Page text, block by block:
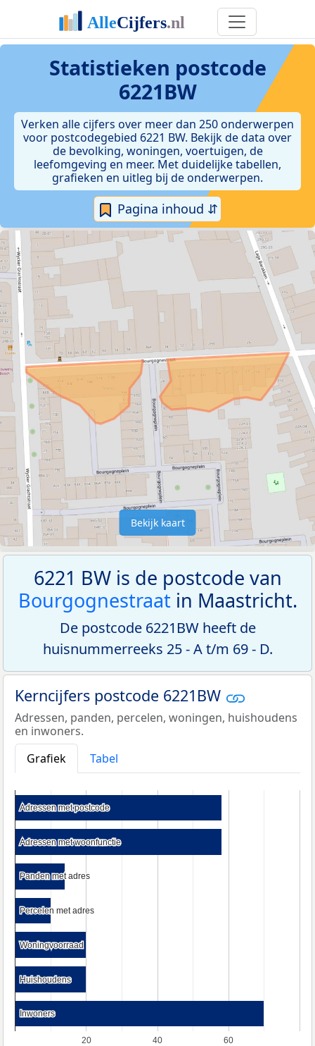
Statistieken postcode
6221BW
Verken alle cijfers over meer dan 250 onderwerpen
voor postcodegebied 6221 BW. Bekijk de data over
de bevolking, woningen, voertuigen, de
leefomgeving en meer. Met duidelijke tabellen,
grafieken en uitleg bij de onderwerpen.
Pagina inhoud ⇵
Bekijk kaart
6221 BW is de postcode van
Bourgognestraatin Maastricht.
De postcode 6221BW heeft de
huisnummerreeks 25 - A t/m 69 - D.
Kerncijfers postcode 6221BW
Adressen, panden, percelen, woningen, huishoudens
en inwoners.
Grafiek
Tabel
20 40 60
Adressen met postcode
Adressen met postcode
Adressen met woonfunctie
Adressen met woonfunctie
Panden met adres
Panden met adres
Percelen met adres
Percelen met adres
Woningvoorraad
Woningvoorraad
Huishoudens
Huishoudens
Inwoners
Inwoners